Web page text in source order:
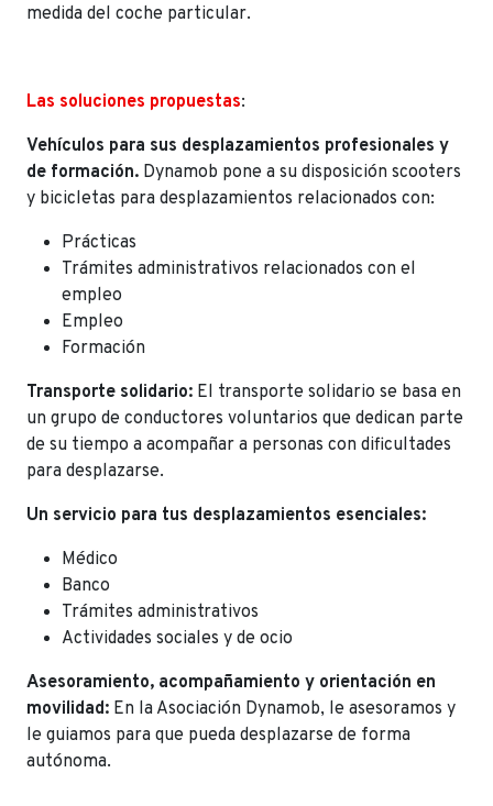
medida del coche particular.
Las soluciones propuestas:
Vehículos para sus desplazamientos profesionales y
de formación. Dynamob pone a su disposición scooters
y bicicletas para desplazamientos relacionados con:
Prácticas
Trámites administrativos relacionados con el
empleo
Empleo
Formación
Transporte solidario: El transporte solidario se basa en
un grupo de conductores voluntarios que dedican parte
de su tiempo a acompañar a personas con dificultades
para desplazarse.
Un servicio para tus desplazamientos esenciales:
Médico
Banco
Trámites administrativos
Actividades sociales y de ocio
Asesoramiento, acompañamiento y orientación en
movilidad: En la Asociación Dynamob, le asesoramos y
le guiamos para que pueda desplazarse de forma
autónoma.